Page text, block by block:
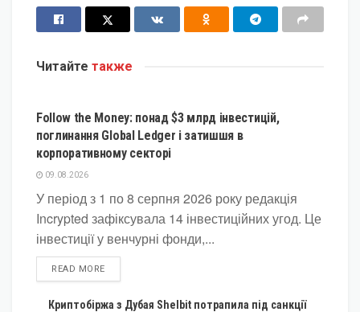
Читайте также
Follow the Money: понад $3 млрд інвестицій,
поглинання Global Ledger і затишшя в
корпоративному секторі
09.08.2026
У період з 1 по 8 серпня 2026 року редакція
Incrypted зафіксувала 14 інвестиційних угод. Це
інвестиції у венчурні фонди,...
READ MOREDETAILS
Криптобіржа з Дубая Shelbit потрапила під санкції